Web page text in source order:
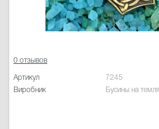
0 отзывов
Артикул
7245
Виробник
Бусины на